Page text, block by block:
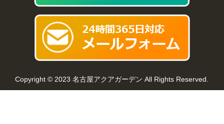
Copyright © 2023 名古屋アクアガーデン All Rights Reserved.